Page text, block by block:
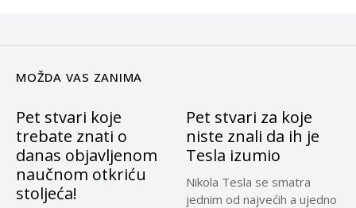
MOŽDA VAS ZANIMA
Pet stvari koje
trebate znati o
danas objavljenom
naučnom otkriću
stoljeća!
Pet stvari za koje
niste znali da ih je
Tesla izumio
Nikola Tesla se smatra
jednim od najvećih a ujedno